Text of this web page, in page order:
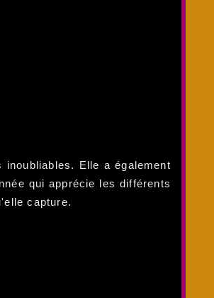
Elle a également
qui apprécie les différents
capture.